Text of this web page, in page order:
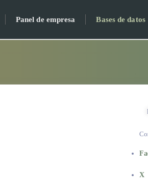
Panel de empresa Bases de datos
X